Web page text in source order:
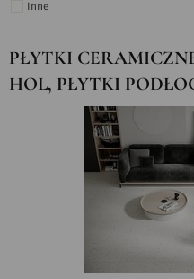
Inne
PŁYTKI
HOL, PŁYTKI